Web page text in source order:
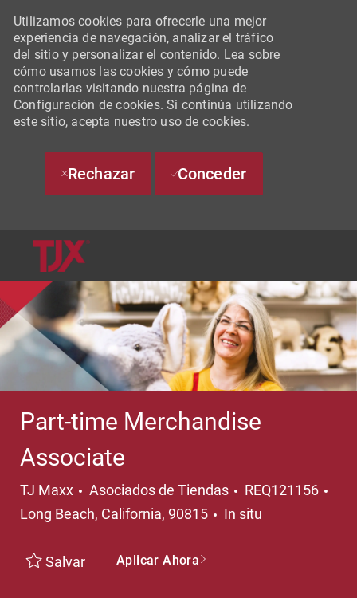
Utilizamos cookies para ofrecerle una mejor
experiencia de navegación, analizar el tráfico
del sitio y personalizar el contenido. Lea sobre
cómo usamos las cookies y cómo puede
controlarlas visitando nuestra página de
Configuración de cookies. Si continúa utilizando
este sitio, acepta nuestro uso de cookies.
Rechazar Conceder
Part-time Merchandise
Associate
TJ Maxx Categoría
Asociados de Tiendas REQ121156
Long Beach, California, 90815
In situ
Salvar Aplicar Ahora